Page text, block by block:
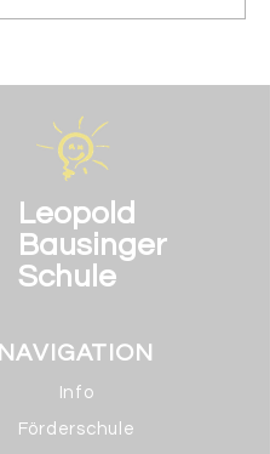
Leopold
Bausinger
Schule
NAVIGATION
Info
Förderschule